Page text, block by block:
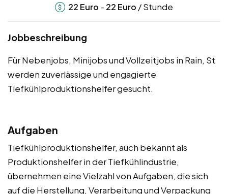
22 Euro - 22 Euro / Stunde
Jobbeschreibung
Für Nebenjobs, Minijobs und Vollzeitjobs in Rain, St
werden zuverlässige und engagierte
Tiefkühlproduktionshelfer gesucht.
Aufgaben
Tiefkühlproduktionshelfer, auch bekannt als
Produktionshelfer in der Tiefkühlindustrie,
übernehmen eine Vielzahl von Aufgaben, die sich
auf die Herstellung, Verarbeitung und Verpackung